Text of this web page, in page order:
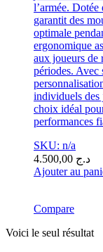
l’armée.
garantit des
optimale
ergonomique
aux joueurs de
périodes. Avec
individuels
choix idéal
performances
SKU: n/a
د.ج
Ajouter au
Compare
Voici le seul résultat